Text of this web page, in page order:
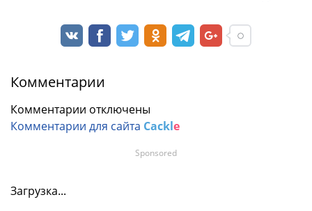
Комментарии
Комментарии отключены
Комментарии для сайта Cackle
Загрузка...
Sponsored